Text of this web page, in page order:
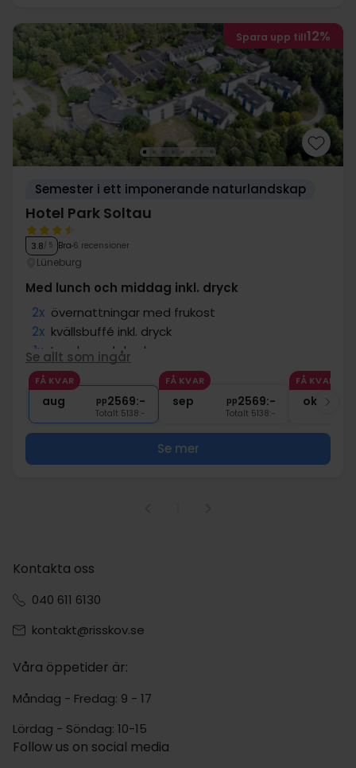
Spara upp till12%
Semester i ett imponerande naturlandskap
Hotel Park Soltau
3.8/ 5 Bra 6 recensioner
Lüneburg
Med lunch och middag inkl. dryck
2x övernattningar med frukost
2x kvällsbuffé inkl. dryck
1x Lunch med dryck
2x Tillgång till pool, bastu & gym
2x Gratis parkering vid hotellet
Se allt som ingår
FÅ KVAR
aug pp2569:-
Totalt 5138:-
FÅ KVAR
sep pp2569:-
Totalt 5138:-
FÅ KVAR
okt
Se mer
Kontakta oss
040 611 6130
kontakt@risskov.se
Våra öppetider är:
Måndag - Fredag: 9 - 17
Lördag - Söndag: 10-15
Follow us on social media